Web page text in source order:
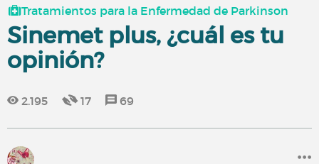
Tratamientos para la Enfermedad de Parkinson
Sinemet plus, ¿cuál es tu
opinión?
2.195 17 69